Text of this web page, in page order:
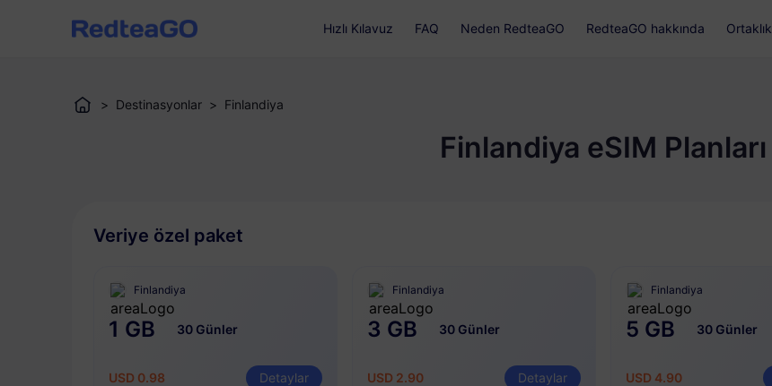
Hızlı Kılavuz FAQ Neden RedteaGO RedteaGO hakkında Ortaklık
> Destinasyonlar > Finlandiya
Finlandiya eSIM Planları
Veriye özel paket
Finlandiya
1 GB 30 Günler
USD 0.98 Detaylar
Finlandiya
3 GB 30 Günler
USD 2.90 Detaylar
Finlandiya
5 GB 30 Günler
USD 4.90